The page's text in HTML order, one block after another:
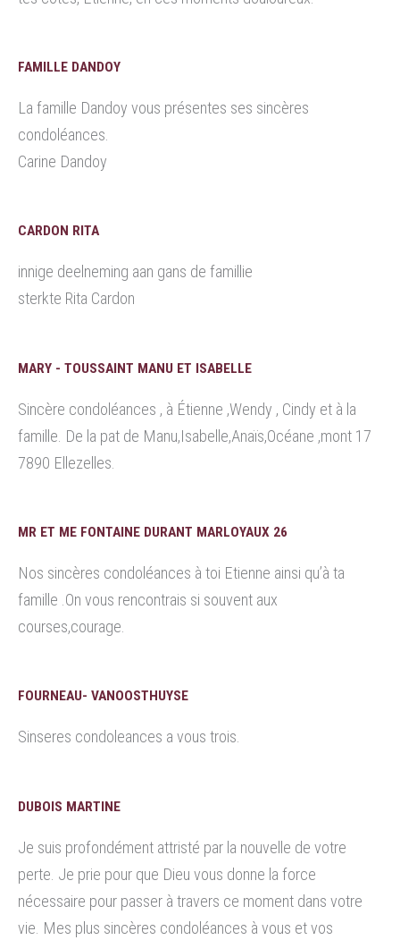
FAMILLE DANDOY
La famille Dandoy vous présentes ses sincères
condoléances.
Carine Dandoy
CARDON RITA
innige deelneming aan gans de famillie
sterkte Rita Cardon
MARY - TOUSSAINT MANU ET ISABELLE
Sincère condoléances , à Étienne ,Wendy , Cindy et à la
famille. De la pat de Manu,Isabelle,Anaïs,Océane ,mont 17
7890 Ellezelles.
MR ET ME FONTAINE DURANT MARLOYAUX 26
Nos sincères condoléances à toi Etienne ainsi qu’à ta
famille .On vous rencontrais si souvent aux
courses,courage.
FOURNEAU- VANOOSTHUYSE
Sinseres condoleances a vous trois.
DUBOIS MARTINE
Je suis profondément attristé par la nouvelle de votre
perte. Je prie pour que Dieu vous donne la force
nécessaire pour passer à travers ce moment dans votre
vie. Mes plus sincères condoléances à vous et vos